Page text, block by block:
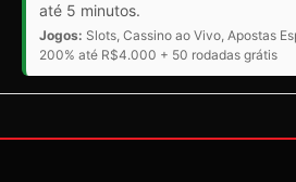
até 5 minutos.
Jogos: Slots, Cassino ao Vivo, Apostas
200% até R$4.000 + 50 rodadas grátis